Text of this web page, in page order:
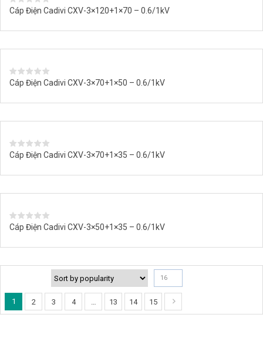
Cáp Điện Cadivi CXV-3×120+1×70 – 0.6/1kV
Cáp Điện Cadivi CXV-3×70+1×50 – 0.6/1kV
Cáp Điện Cadivi CXV-3×70+1×35 – 0.6/1kV
Cáp Điện Cadivi CXV-3×50+1×35 – 0.6/1kV
16
1 2 3 4 … 13 14 15